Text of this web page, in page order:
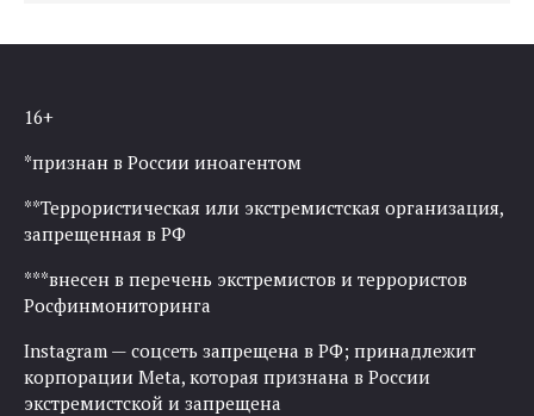
16+
*признан в России иноагентом
**Террористическая или экстремистская организация,
запрещенная в РФ
***внесен в перечень экстремистов и террористов
Росфинмониторинга
Instagram — соцсеть запрещена в РФ; принадлежит
корпорации Meta, которая признана в России
экстремистской и запрещена